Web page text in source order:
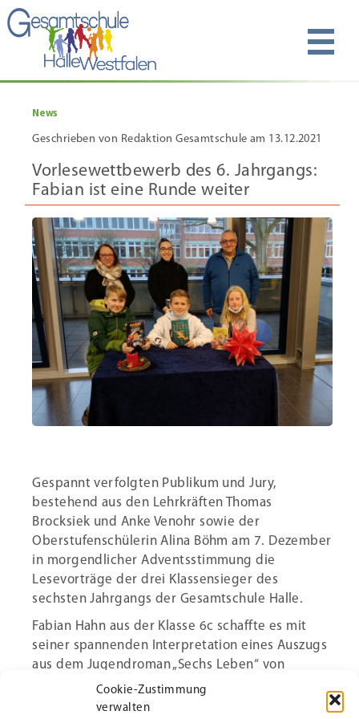
Cookie-Zustimmung
verwalten
News
Geschrieben von Redaktion Gesamtschule am 13.12.2021
Vorlesewettbewerb des 6. Jahrgangs:
Fabian ist eine Runde weiter
Gespannt verfolgten Publikum und Jury,
bestehend aus den Lehrkräften Thomas
Brocksiek und Anke Venohr sowie der
Oberstufenschülerin Alina Böhm am 7. Dezember
in morgendlicher Adventsstimmung die
Lesevorträge der drei Klassensieger des
sechsten Jahrgangs der Gesamtschule Halle.
Fabian Hahn aus der Klasse 6c schaffte es mit
seiner spannenden Interpretation eines Auszugs
aus dem Jugendroman „Sechs Leben“ von
Veronique Petit, die Jury am stärksten zu
beeindrucken.